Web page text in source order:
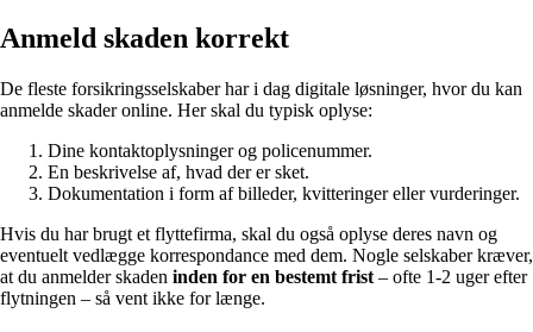
Anmeld skaden korrekt
De fleste forsikringsselskaber har i dag digitale løsninger, hvor du kan
anmelde skader online. Her skal du typisk oplyse:
Dine kontaktoplysninger og policenummer.
En beskrivelse af, hvad der er sket.
Dokumentation i form af billeder, kvitteringer eller vurderinger.
Hvis du har brugt et flyttefirma, skal du også oplyse deres navn og
eventuelt vedlægge korrespondance med dem. Nogle selskaber kræver,
at du anmelder skaden inden for en bestemt frist – ofte 1-2 uger efter
flytningen – så vent ikke for længe.